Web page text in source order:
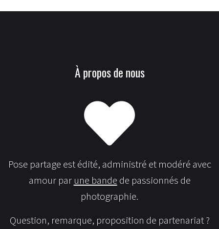
À propos de nous
Pose partage est édité, administré et modéré avec
amour par une bande de passionnés de
photographie.
Question, remarque, proposition de partenariat ?